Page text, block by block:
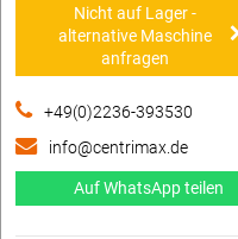
Nicht auf Lager -
alternative Maschine
anfragen
+49(0)2236-393530
info@centrimax.de
Auf WhatsApp teilen